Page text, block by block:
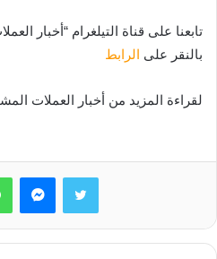
تابعنا على قناة التيلغرام “أخبار
بالنقر على الرابط
لقراءة المزيد من أخبار العملات
تويتر